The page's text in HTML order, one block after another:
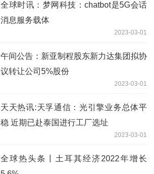
全球时讯：梦网科技：chatbot是5G会话
消息服务载体
2023-03-01
午间公告：新亚制程股东新力达集团拟协
议转让公司5%股份
2023-03-01
天天热讯:天孚通信：光引擎业务总体平
稳 近期已赴泰国进行工厂选址
2023-03-01
全球热头条丨土耳其经济2022年增长